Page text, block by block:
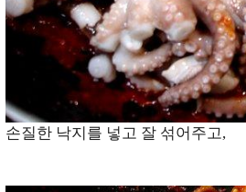
손질한 낙지를 넣고 잘 섞어주고,